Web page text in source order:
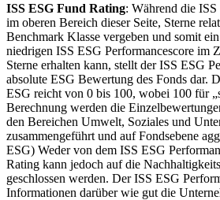
ISS ESG Fund Rating: Während die
im oberen Bereich dieser Seite, Sterne
Benchmark Klasse vergeben und somit
niedrigen ISS ESG Performancescore im
Sterne erhalten kann, stellt der ISS ESG
absolute ESG Bewertung des Fonds dar.
ESG reicht von 0 bis 100, wobei 100 für
Berechnung werden die
den Bereichen Umwelt, Soziales und
zusammengeführt und auf Fondsebene
ESG) Weder von dem ISS ESG
Rating kann jedoch auf die
geschlossen werden. Der ISS ESG
Informationen darüber wie gut die